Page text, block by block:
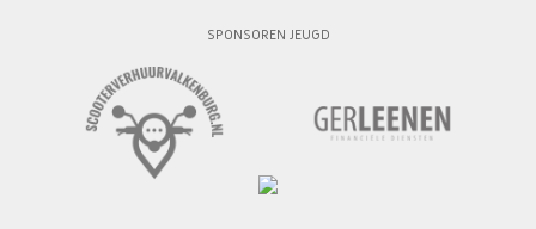
SPONSOREN JEUGD